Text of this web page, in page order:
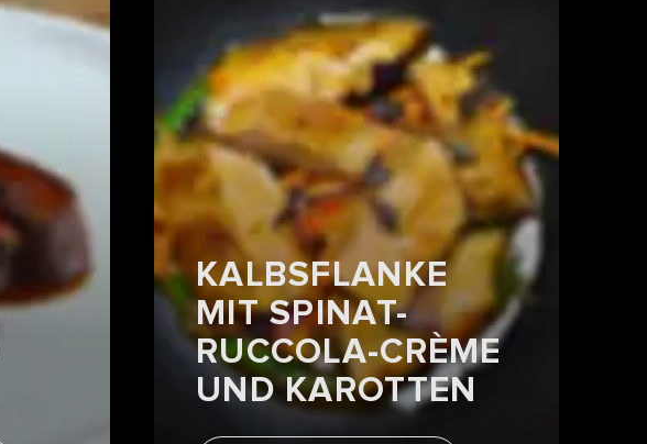
KALBSFLANKE
MIT SPINAT-
RUCCOLA-CRÈME
UND KAROTTEN